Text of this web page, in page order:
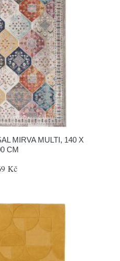
MIRVA MULTI, 140 X
CM
Kč